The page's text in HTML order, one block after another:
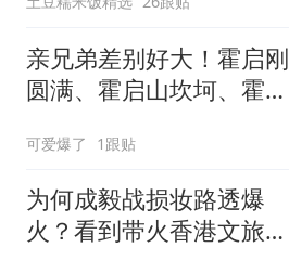
亲兄弟差别好大！霍启刚
圆满、霍启山坎坷、霍启
可爱爆了 1跟贴
为何成毅战损妆路透爆
火？看到带火香港文旅，